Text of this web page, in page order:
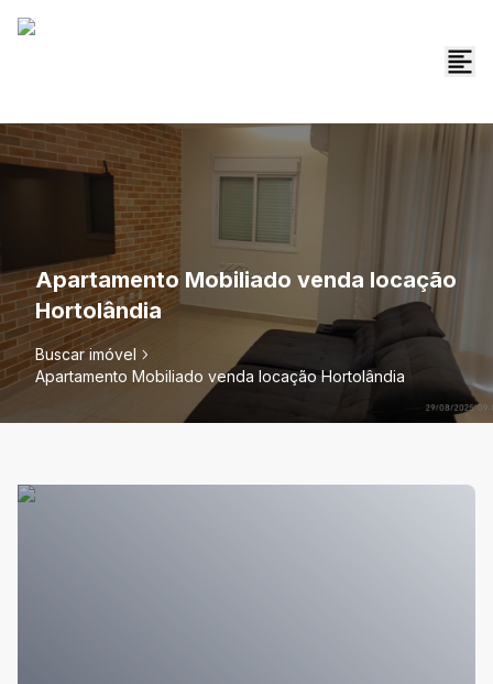
Apartamento Mobiliado venda locação
Hortolândia
Buscar imóvel
Apartamento Mobiliado venda locação Hortolândia